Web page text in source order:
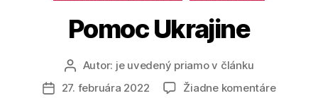
Pomoc Ukrajine
Autor
článku
Autor: je uvedený priamo v článku
Dátum
27. februára 2022 Žiadne komentárena